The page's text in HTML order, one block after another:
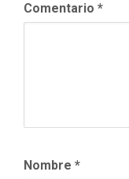
Comentario *
Nombre *